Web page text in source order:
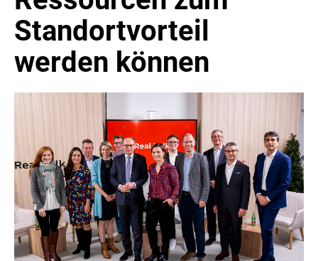
The Famous Grouse
Ron Barceló
Costa Coffee
Finlandia
RÖMERQUELLE
ÖSTERREICHISCHE SPORTHILFE
KESCH
BARFLY'S CLUB
SPORTS MEDIA AUSTRIA
Standortvorteil
werden können